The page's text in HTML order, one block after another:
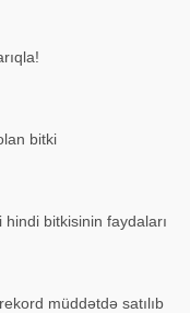
bitki
bitkisinin faydaları
müddətdə satılıb